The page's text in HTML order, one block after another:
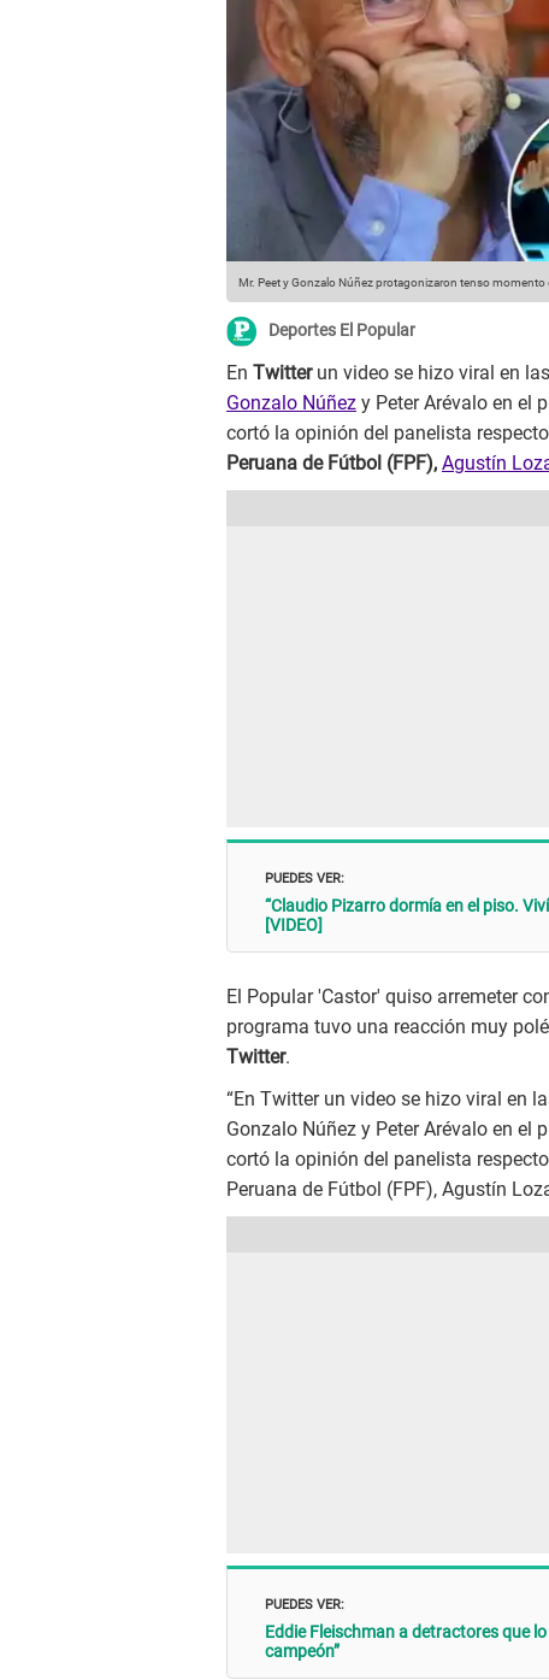
Mr. Peet y Gonzalo Núñez protagonizaron tenso
Deportes El Popular
En Twitter un video se hizo viral en
Gonzalo Núñez y Peter Arévalo en el
cortó la opinión del panelista
Peruana de Fútbol (FPF), Agustín
PUEDES VER:
“Claudio Pizarro dormía en el piso.
[VIDEO]
El Popular 'Castor' quiso arremeter
programa tuvo una reacción muy
Twitter.
“En Twitter un video se hizo viral en
Gonzalo Núñez y Peter Arévalo en el
cortó la opinión del panelista
Peruana de Fútbol (FPF), Agustín
PUEDES VER:
Eddie Fleischman a detractores que
campeón”